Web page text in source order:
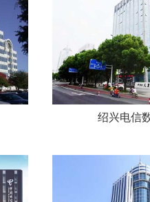
绍兴电信